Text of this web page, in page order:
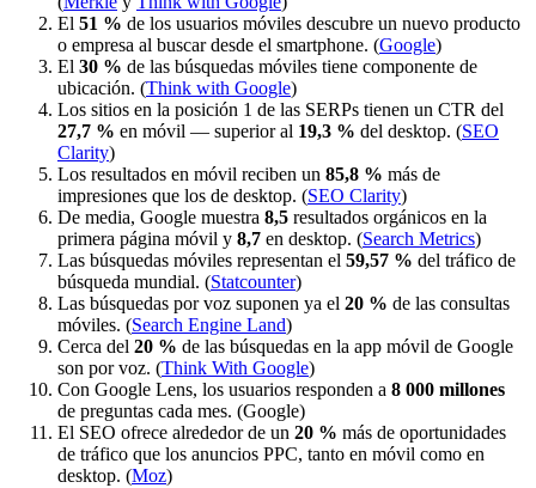
El 51 % de los usuarios móviles descubre un nuevo producto
o empresa al buscar desde el smartphone. (Google)
El 30 % de las búsquedas móviles tiene componente de
ubicación. (Think with Google)
Los sitios en la posición 1 de las SERPs tienen un CTR del
27,7 % en móvil — superior al 19,3 % del desktop. (SEO
Clarity)
Los resultados en móvil reciben un 85,8 % más de
impresiones que los de desktop. (SEO Clarity)
De media, Google muestra 8,5 resultados orgánicos en la
primera página móvil y 8,7 en desktop. (Search Metrics)
Las búsquedas móviles representan el 59,57 % del tráfico de
búsqueda mundial. (Statcounter)
Las búsquedas por voz suponen ya el 20 % de las consultas
móviles. (Search Engine Land)
Cerca del 20 % de las búsquedas en la app móvil de Google
son por voz. (Think With Google)
Con Google Lens, los usuarios responden a 8 000 millones
de preguntas cada mes. (Google)
El SEO ofrece alrededor de un 20 % más de oportunidades
de tráfico que los anuncios PPC, tanto en móvil como en
desktop. (Moz)